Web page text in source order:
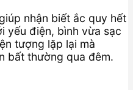
nhận biết ắc quy hết
yếu điện, bình vừa sạc
tượng lặp lại mà
bất thường qua đêm.